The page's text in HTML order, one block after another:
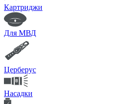
Картриджи
Для МВД
Церберус
Насадки